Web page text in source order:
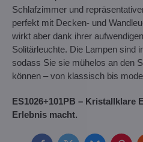
Schlafzimmer und
perfekt mit Decken- und
wirkt aber dank ihrer
Solitärleuchte. Die Lampen sind
sodass Sie sie mühelos an den
können – von klassisch bis
ES1026+101PB – Kristallklare
Erlebnis macht.